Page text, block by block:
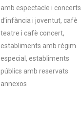
amb espectacle i concerts
d’infància i joventut, cafè
teatre i cafè concert,
establiments amb règim
especial, establiments
públics amb reservats
annexos